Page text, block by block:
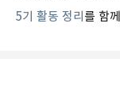
5기 활동 정리를 함